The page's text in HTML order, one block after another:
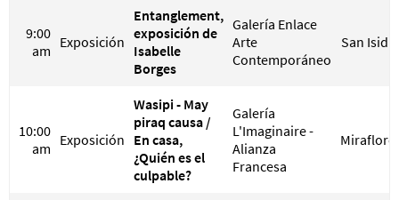
9:00
am Exposición
Entanglement,
exposición de
Isabelle
Borges
Galería Enlace
Arte
Contemporáneo
San
10:00
am Exposición
Wasipi - May
piraq causa /
En casa,
¿Quién es el
culpable?
Galería
L'Imaginaire -
Alianza
Francesa